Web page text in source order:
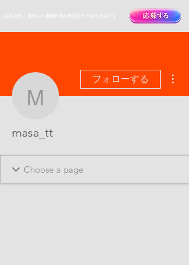
​応募期間：募集中〜2026年8月9日(15名合格次第終了)
masa_tt
フォローする
masa_tt